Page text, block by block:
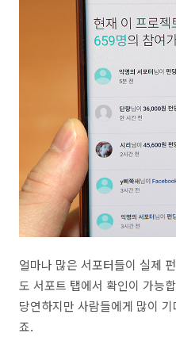
얼마나 많은 서포터들이 실제
도 서포트 탭에서 확인이 가능
당연하지만 사람들에게 많이
죠.